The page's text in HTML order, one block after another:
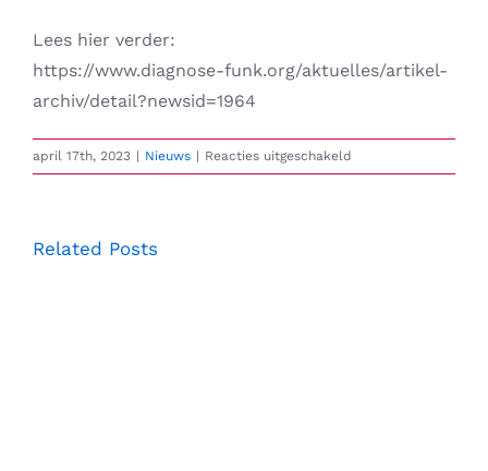
Lees hier verder:
https://www.diagnose-funk.org/aktuelles/artikel-
archiv/detail?newsid=1964
april 17th, 2023 | Nieuws | Reacties uitgeschakeld
“Elektrogevoeligheid
Related Posts